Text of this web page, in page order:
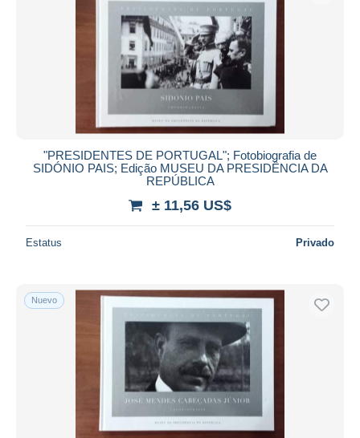
"PRESIDENTES DE PORTUGAL"; Fotobiografia de
SIDÓNIO PAIS; Edição MUSEU DA PRESIDÊNCIA DA
REPÚBLICA
± 11,56 US$
Estatus Privado
Nuevo